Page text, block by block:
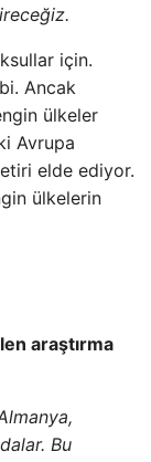
için.
Ancak
ülkeler
Avrupa
elde ediyor.
ülkelerin
araştırma
Bu